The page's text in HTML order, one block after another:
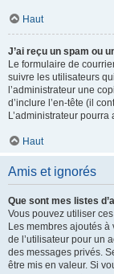
Haut
J’ai reçu un spam ou
Le formulaire de
suivre les utilisateurs
l’administrateur une
d’inclure l’en-tête (il
L’administrateur
Haut
Amis et ignorés
Que sont mes listes
Vous pouvez utiliser
Les membres ajoutés à
de l’utilisateur pour un
des messages privés.
être mis en valeur. Si